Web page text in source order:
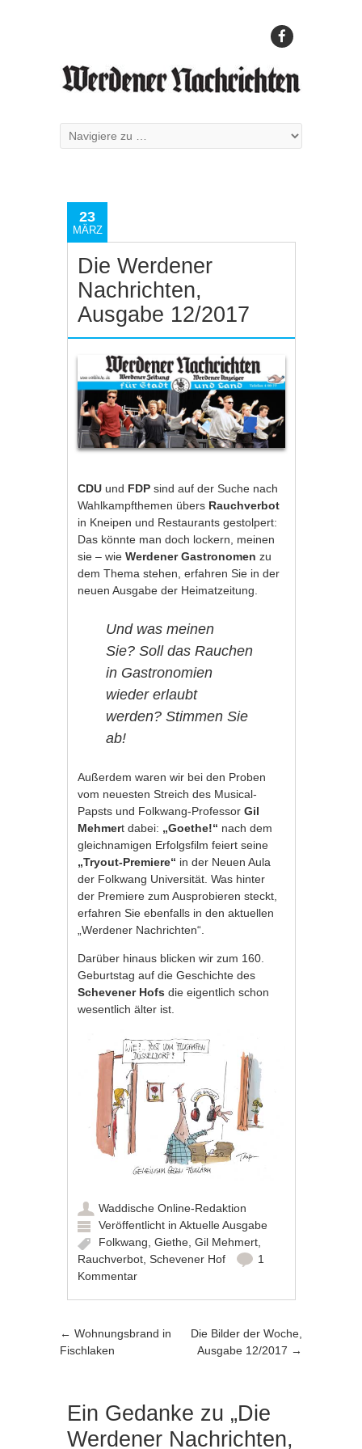
23
MÄRZ
Die Werdener
Nachrichten,
Ausgabe 12/2017
CDU und FDP sind auf der Suche nach
Wahlkampfthemen übers Rauchverbot
in Kneipen und Restaurants gestolpert:
Das könnte man doch lockern, meinen
sie – wieWerdener Gastronomen zu
dem Thema stehen, erfahren Sie in der
neuen Ausgabe der Heimatzeitung.
Und was meinen
Sie? Soll das Rauchen
in Gastronomien
wieder erlaubt
werden? Stimmen Sie
ab!
Außerdem waren wir bei den Proben
vom neuesten Streich des Musical-
Papsts und Folkwang-ProfessorGil
Mehmert dabei: „Goethe!“ nach dem
gleichnamigen Erfolgsfilm feiert seine
„Tryout-Premiere“ in der Neuen Aula
der Folkwang Universität. Was hinter
der Premiere zum Ausprobieren steckt,
erfahren Sie ebenfalls in den aktuellen
„Werdener Nachrichten“.
Darüber hinaus blicken wir zum 160.
Geburtstag auf die Geschichte des
Schevener Hofs die eigentlich schon
wesentlich älter ist.
Waddische Online-Redaktion
Veröffentlicht inAktuelle Ausgabe
Folkwang ,Giethe ,Gil Mehmert
Rauchverbot ,Schevener Hof
1
Kommentar
Artikel-Navigation
← Wohnungsbrand in
Fischlaken
Die Bilder der Woche,
Ausgabe 12/2017 →
Ein Gedanke zu „Die
Werdener Nachrichten,